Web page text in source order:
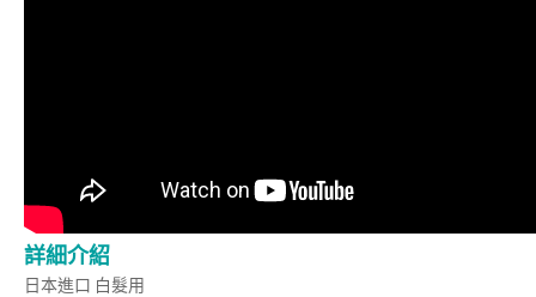
詳細介紹
日本進口 白髮用